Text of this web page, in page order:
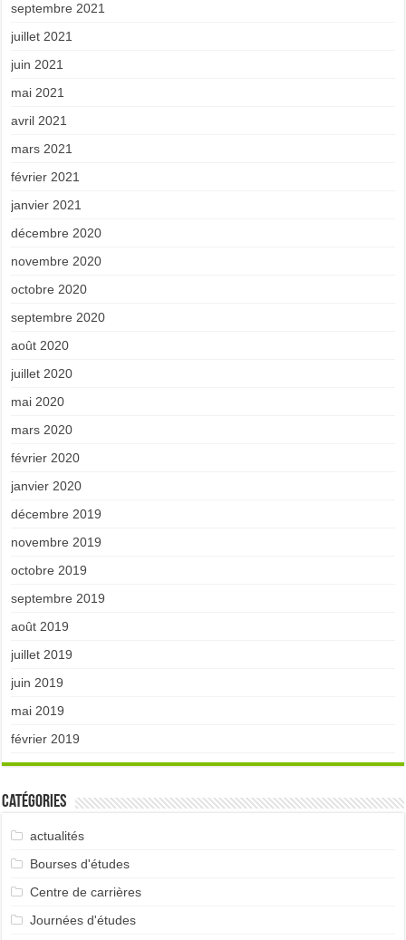
septembre 2021
juillet 2021
juin 2021
mai 2021
avril 2021
mars 2021
février 2021
janvier 2021
décembre 2020
novembre 2020
octobre 2020
septembre 2020
août 2020
juillet 2020
mai 2020
mars 2020
février 2020
janvier 2020
décembre 2019
novembre 2019
octobre 2019
septembre 2019
août 2019
juillet 2019
juin 2019
mai 2019
février 2019
Catégories
actualités
Bourses d'études
Centre de carrières
Journées d'études